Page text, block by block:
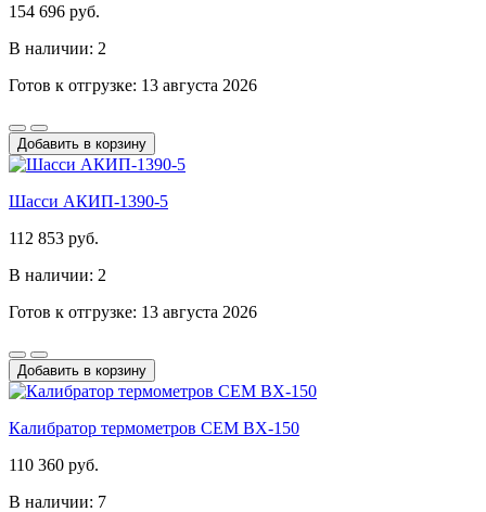
154 696 руб.
В наличии: 2
Готов к отгрузке: 13 августа 2026
Добавить в корзину
Шасси АКИП-1390-5
112 853 руб.
В наличии: 2
Готов к отгрузке: 13 августа 2026
Добавить в корзину
Калибратор термометров CEM BX-150
110 360 руб.
В наличии: 7